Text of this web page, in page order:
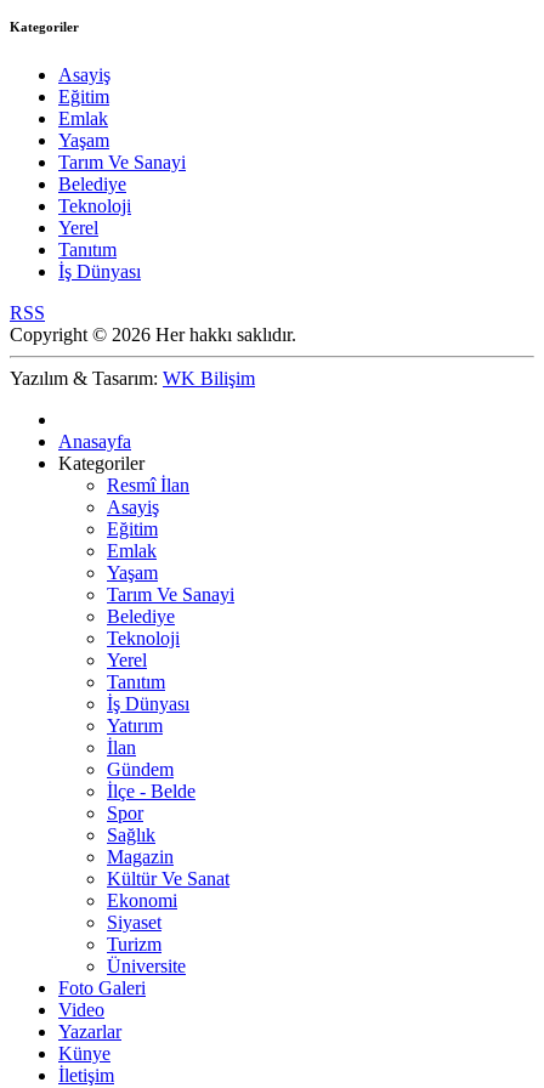
Kategoriler
Asayiş
Eğitim
Emlak
Yaşam
Tarım Ve Sanayi
Belediye
Teknoloji
Yerel
Tanıtım
İş Dünyası
RSS
Copyright © 2026 Her hakkı saklıdır.
Yazılım & Tasarım: WK Bilişim
Anasayfa
Kategoriler
Resmî İlan
Asayiş
Eğitim
Emlak
Yaşam
Tarım Ve Sanayi
Belediye
Teknoloji
Yerel
Tanıtım
İş Dünyası
Yatırım
İlan
Gündem
İlçe - Belde
Spor
Sağlık
Magazin
Kültür Ve Sanat
Ekonomi
Siyaset
Turizm
Üniversite
Foto Galeri
Video
Yazarlar
Künye
İletişim